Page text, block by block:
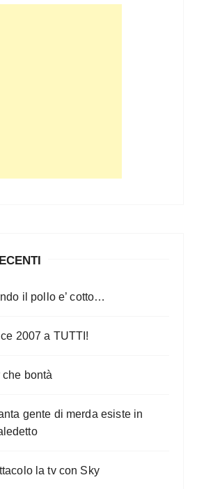
il pollo e’ cotto…
2007 a TUTTI!
che bontà
gente di merda esiste in
la tv con Sky